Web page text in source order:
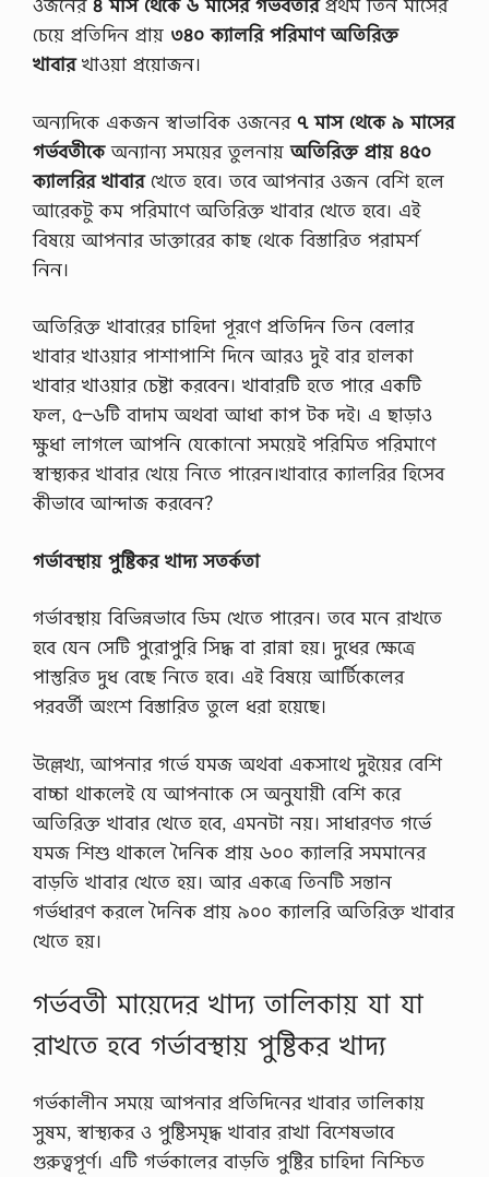
চেয়ে প্রতিদিন প্রায় ৩৪০ ক্যালরি পরিমাণ অতিরিক্ত
খাবারখাওয়া প্রয়োজন।
অন্যদিকে একজন স্বাভাবিক ওজনের ৭ মাস থেকে ৯ মাসের
গর্ভবতীকেঅন্যান্য সময়ের তুলনায়অতিরিক্ত প্রায় ৪৫০
ক্যালরির খাবারখেতে হবে। তবে আপনার ওজন বেশি হলে
আরেকটু কম পরিমাণে অতিরিক্ত খাবার খেতে হবে। এই
বিষয়ে আপনার ডাক্তারের কাছ থেকে বিস্তারিত পরামর্শ
নিন।
অতিরিক্ত খাবারের চাহিদা পূরণে প্রতিদিন তিন বেলার
খাবার খাওয়ার পাশাপাশি দিনে আরও দুই বার হালকা
খাবার খাওয়ার চেষ্টা করবেন। খাবারটি হতে পারে একটি
ফল, ৫–৬টি বাদাম অথবা আধা কাপ টক দই। এ ছাড়াও
ক্ষুধা লাগলে আপনি যেকোনো সময়েই পরিমিত পরিমাণে
স্বাস্থ্যকর খাবার খেয়ে নিতে পারেন।খাবারে ক্যালরির হিসেব
কীভাবে আন্দাজ করবেন?
গর্ভাবস্থায় পুষ্টিকর খাদ্য সতর্কতা
গর্ভাবস্থায় বিভিন্নভাবে ডিম খেতে পারেন। তবে মনে রাখতে
হবে যেন সেটি পুরোপুরি সিদ্ধ বা রান্না হয়। দুধের ক্ষেত্রে
পাস্তুরিত দুধ বেছে নিতে হবে। এই বিষয়ে আর্টিকেলের
পরবর্তী অংশে বিস্তারিত তুলে ধরা হয়েছে।
উল্লেখ্য, আপনার গর্ভে যমজ অথবা একসাথে দুইয়ের বেশি
বাচ্চা থাকলেই যে আপনাকে সে অনুযায়ী বেশি করে
অতিরিক্ত খাবার খেতে হবে, এমনটা নয়। সাধারণত গর্ভে
যমজ শিশু থাকলে দৈনিক প্রায় ৬০০ ক্যালরি সমমানের
বাড়তি খাবার খেতে হয়। আর একত্রে তিনটি সন্তান
গর্ভধারণ করলে দৈনিক প্রায় ৯০০ ক্যালরি অতিরিক্ত খাবার
খেতে হয়।
গর্ভবতী মায়েদের খাদ্য তালিকায় যা যা
রাখতে হবে গর্ভাবস্থায় পুষ্টিকর খাদ্য
গর্ভকালীন সময়ে আপনার প্রতিদিনের খাবার তালিকায়
সুষম, স্বাস্থ্যকর ও পুষ্টিসমৃদ্ধ খাবার রাখা বিশেষভাবে
গুরুত্বপূর্ণ। এটি গর্ভকালের বাড়তি পুষ্টির চাহিদা নিশ্চিত